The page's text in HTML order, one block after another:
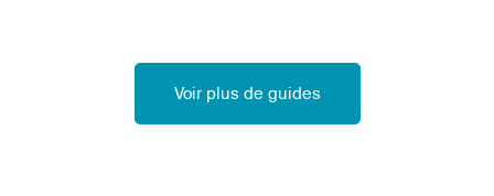
Voir plus de guides